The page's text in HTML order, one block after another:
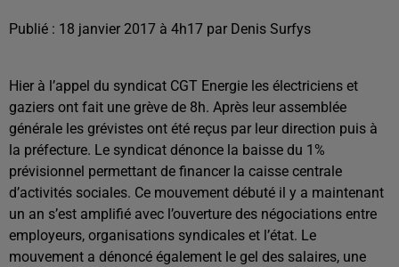
Publié : 18 janvier 2017 à 4h17 par Denis Surfys
Hier à l’appel du syndicat CGT Energie les électriciens et
gaziers ont fait une grève de 8h. Après leur assemblée
générale les grévistes ont été reçus par leur direction puis à
la préfecture. Le syndicat dénonce la baisse du 1%
prévisionnel permettant de financer la caisse centrale
d’activités sociales. Ce mouvement débuté il y a maintenant
un an s’est amplifié avec l’ouverture des négociations entre
employeurs, organisations syndicales et l’état. Le
mouvement a dénoncé également le gel des salaires, une